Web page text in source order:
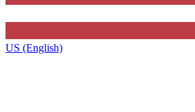
US (English)